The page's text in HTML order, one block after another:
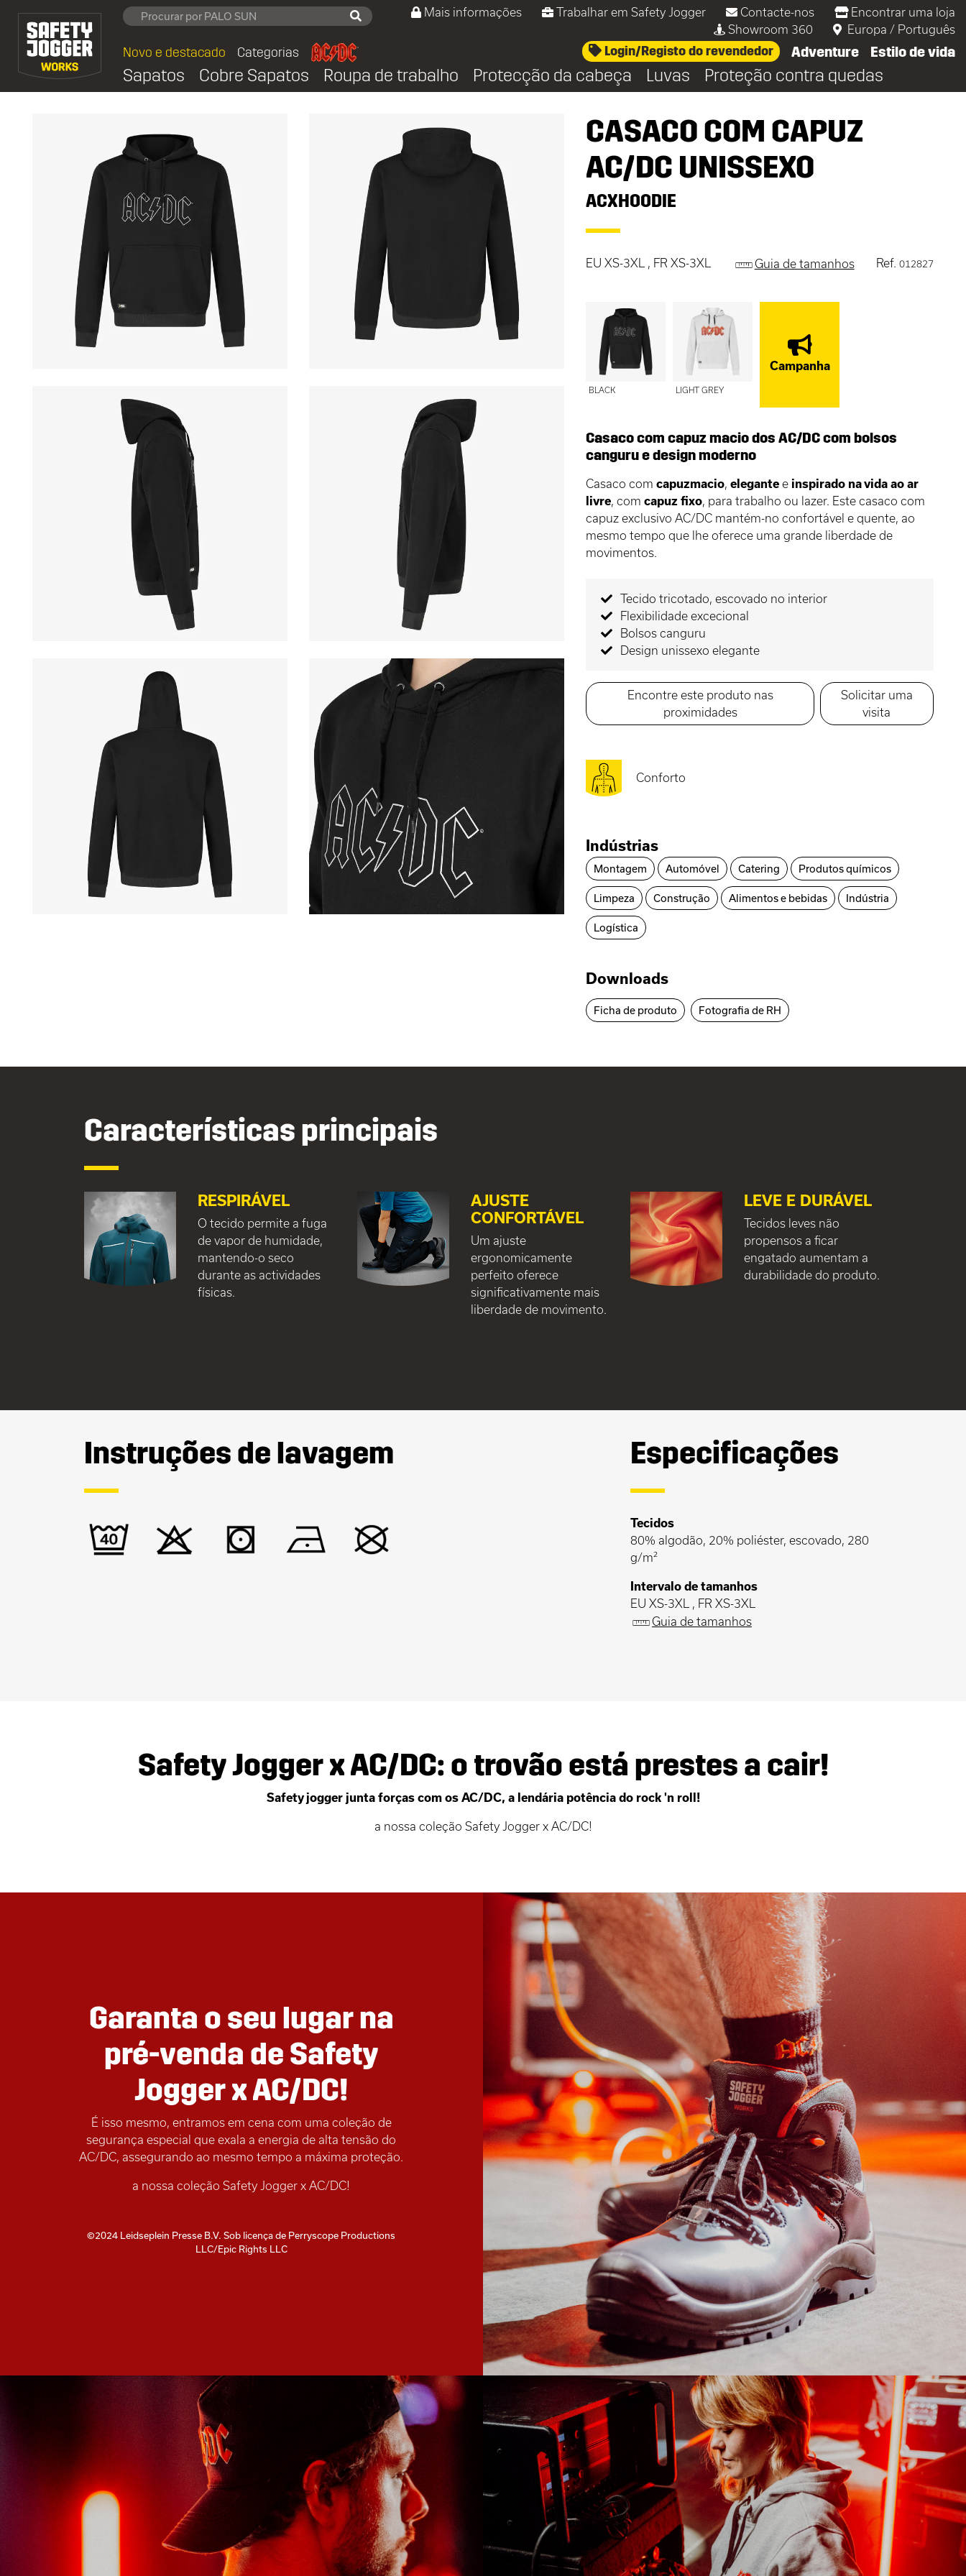
Mais informações Trabalhar em Safety Jogger Contacte-nos
Encontrar uma loja
Showroom 360
Europa / Português
Novo e destacado Categorias Login/Registo do revendedor Adventure Estilo de vida
Sapatos Cobre Sapatos Roupa de trabalho Protecção da cabeça Luvas Proteção contra quedas
CASACO COM CAPUZ
AC/DC UNISSEXO
ACXHOODIE
EU XS-3XL , FR XS-3XL Guia de tamanhos Ref. 012827
BLACK LIGHT GREY
Campanha
Casaco com capuz macio dos AC/DC com bolsos
canguru e design moderno
Casaco comcapuzmacio,elegante e inspirado na vida ao ar
livre, comcapuz fixo, para trabalho ou lazer. Este casaco com
capuz exclusivo AC/DC mantém-no confortável e quente, ao
mesmo tempo que lhe oferece uma grande liberdade de
movimentos.
Tecido tricotado, escovado no interior
Flexibilidade excecional
Bolsos canguru
Design unissexo elegante
Encontre este produto nas
proximidades
Solicitar uma
visita
Conforto
Indústrias
Montagem Automóvel Catering Produtos químicos
Limpeza Construção Alimentos e bebidas Indústria
Logística
Downloads
Ficha de produto Fotografia de RH
Características principais
RESPIRÁVEL
O tecido permite a fuga
de vapor de humidade,
mantendo-o seco
durante as actividades
físicas.
AJUSTE
CONFORTÁVEL
Um ajuste
ergonomicamente
perfeito oferece
significativamente mais
liberdade de movimento.
LEVE E DURÁVEL
Tecidos leves não
propensos a ficar
engatado aumentam a
durabilidade do produto.
Instruções de lavagem Especificações
Tecidos
80% algodão, 20% poliéster, escovado, 280
g/m²
Intervalo de tamanhos
EU XS-3XL , FR XS-3XL
Guia de tamanhos
Safety Jogger x AC/DC: o trovão está prestes a cair!
Safety jogger junta forças com os AC/DC, a lendária potência do rock 'n roll!
a nossa coleção Safety Jogger x AC/DC!
Garanta o seu lugar na
pré-venda de Safety
Jogger x AC/DC!
É isso mesmo, entramos em cena com uma coleção de
segurança especial que exala a energia de alta tensão do
AC/DC, assegurando ao mesmo tempo a máxima proteção.
a nossa coleção Safety Jogger x AC/DC!
©2024 Leidseplein Presse B.V. Sob licença de Perryscope Productions
LLC/Epic Rights LLC